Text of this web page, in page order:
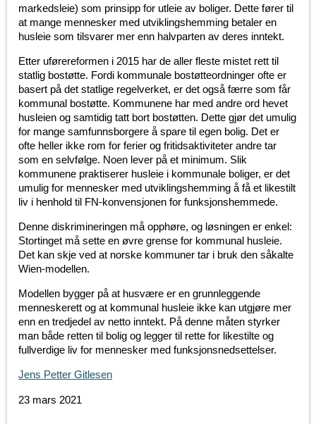
markedsleie) som prinsipp for utleie av boliger. Dette fører til
at mange mennesker med utviklingshemming betaler en
husleie som tilsvarer mer enn halvparten av deres inntekt.
Etter uførereformen i 2015 har de aller fleste mistet rett til
statlig bostøtte. Fordi kommunale bostøtteordninger ofte er
basert på det statlige regelverket, er det også færre som får
kommunal bostøtte. Kommunene har med andre ord hevet
husleien og samtidig tatt bort bostøtten. Dette gjør det umulig
for mange samfunnsborgere å spare til egen bolig. Det er
ofte heller ikke rom for ferier og fritidsaktiviteter andre tar
som en selvfølge. Noen lever på et minimum. Slik
kommunene praktiserer husleie i kommunale boliger, er det
umulig for mennesker med utviklingshemming å få et likestilt
liv i henhold til FN-konvensjonen for funksjonshemmede.
Denne diskrimineringen må opphøre, og løsningen er enkel:
Stortinget må sette en øvre grense for kommunal husleie.
Det kan skje ved at norske kommuner tar i bruk den såkalte
Wien-modellen.
Modellen bygger på at husvære er en grunnleggende
menneskerett og at kommunal husleie ikke kan utgjøre mer
enn en tredjedel av netto inntekt. På denne måten styrker
man både retten til bolig og legger til rette for likestilte og
fullverdige liv for mennesker med funksjonsnedsettelser.
Jens Petter Gitlesen
23 mars 2021